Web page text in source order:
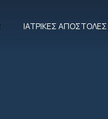
ΙΑΤΡΙΚΈΣ ΑΠΟΣΤΟΛΈΣ